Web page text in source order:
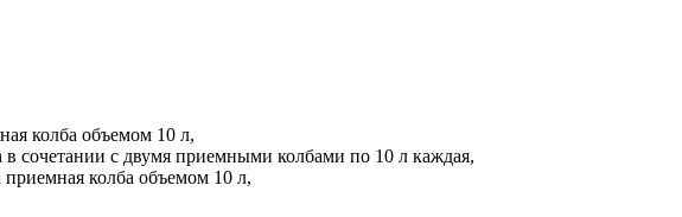
колба объемом 10 л,
в сочетании с двумя приемными колбами по 10 л каждая,
колба объемом 10 л,